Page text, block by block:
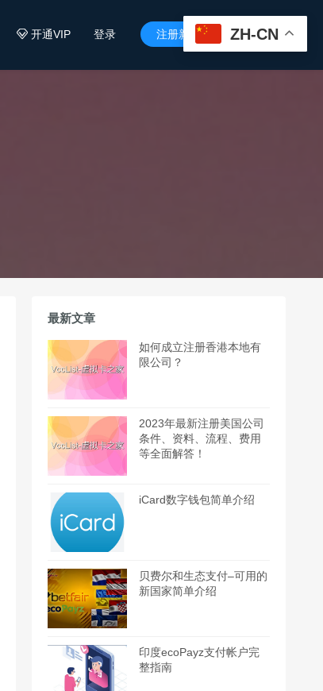
开通VIP 登录 注册新用户 
最新文章
如何成立注册香港本地有
限公司？
2023年最新注册美国公司
条件、资料、流程、费用
等全面解答！
iCard数字钱包简单介绍
贝费尔和生态支付–可用的
新国家简单介绍
印度ecoPayz支付帐户完
整指南
ZH-CN